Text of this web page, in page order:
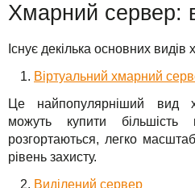
Хмарний сервер:
Існує декілька основних
Віртуальний хмарний
Це найпопулярніший вид
можуть купити
розгортаються, легко
рівень захисту.
Виділений сервер